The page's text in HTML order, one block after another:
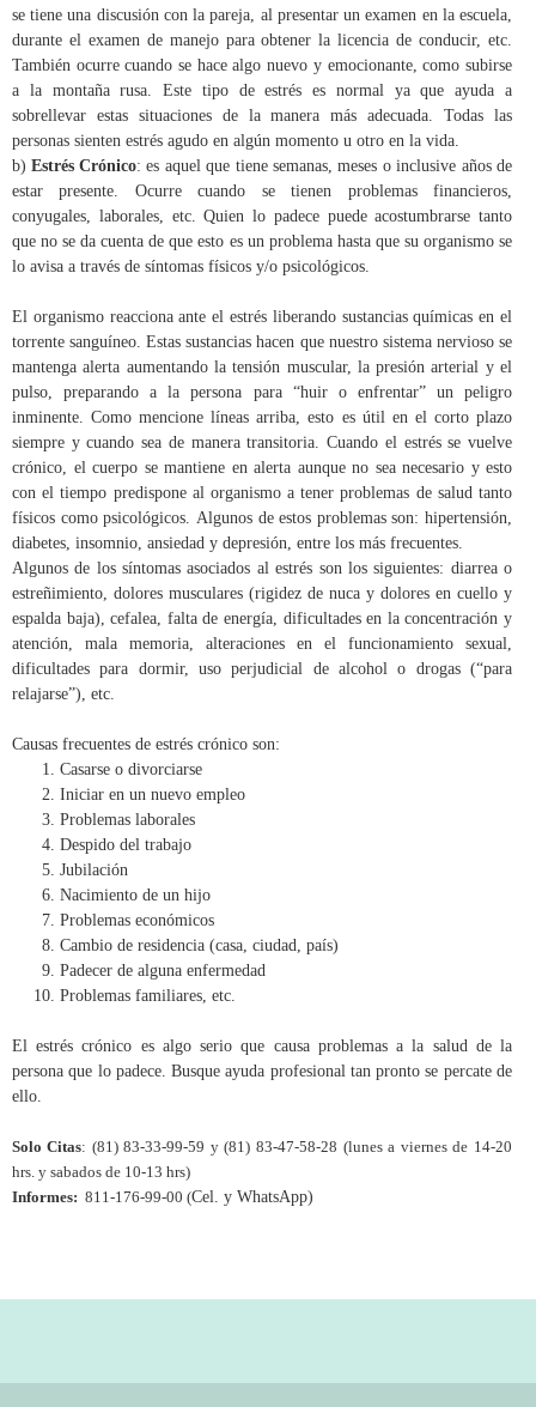
se tiene una discusión con la pareja, al presentar un examen en la escuela,
durante el examen de manejo para obtener la licencia de conducir, etc.
También ocurre cuando se hace algo nuevo y emocionante, como subirse
a la montaña rusa. Este tipo de estrés es normal ya que ayuda a
sobrellevar estas situaciones de la manera más adecuada. Todas las
personas sienten estrés agudo en algún momento u otro en la vida.
b) Estrés Crónico: es aquel que tiene semanas, meses o inclusive años de
estar presente. Ocurre cuando se tienen problemas financieros,
conyugales, laborales, etc. Quien lo padece puede acostumbrarse tanto
que no se da cuenta de que esto es un problema hasta que su organismo se
lo avisa a través de síntomas físicos y/o psicológicos.
El organismo reacciona ante el estrés liberando sustancias químicas en el
torrente sanguíneo. Estas sustancias hacen que nuestro sistema nervioso se
mantenga alerta aumentando la tensión muscular, la presión arterial y el
pulso, preparando a la persona para “huir o enfrentar” un peligro
inminente. Como mencione líneas arriba, esto es útil en el corto plazo
siempre y cuando sea de manera transitoria. Cuando el estrés se vuelve
crónico, el cuerpo se mantiene en alerta aunque no sea necesario y esto
con el tiempo predispone al organismo a tener problemas de salud tanto
físicos como psicológicos. Algunos de estos problemas son: hipertensión,
diabetes, insomnio, ansiedad y depresión, entre los más frecuentes.
Algunos de los síntomas asociados al estrés son los siguientes: diarrea o
estreñimiento, dolores musculares (rigidez de nuca y dolores en cuello y
espalda baja), cefalea, falta de energía, dificultades en la concentración y
atención, mala memoria, alteraciones en el funcionamiento sexual,
dificultades para dormir, uso perjudicial de alcohol o drogas (“para
relajarse”), etc.
Causas frecuentes de estrés crónico son:
Casarse o divorciarse
Iniciar en un nuevo empleo
Problemas laborales
Despido del trabajo
Jubilación
Nacimiento de un hijo
Problemas económicos
Cambio de residencia (casa, ciudad, país)
Padecer de alguna enfermedad
Problemas familiares, etc.
El estrés crónico es algo serio que causa problemas a la salud de la
persona que lo padece. Busque ayuda profesional tan pronto se percate de
ello.
Solo Citas: (81) 83-33-99-59 y (81) 83-47-58-28 (lunes a viernes de 14-20
hrs. y sabados de 10-13 hrs)
Informes: 811-176-99-00 (Cel. y WhatsApp)